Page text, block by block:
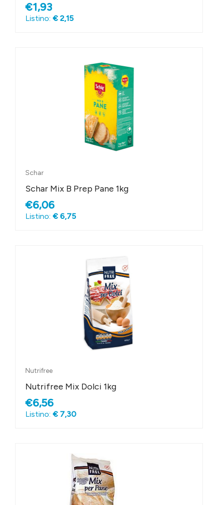
€1,93
Listino: € 2,15
Schar
Schar Mix B Prep Pane 1kg
€6,06
Listino: € 6,75
Nutrifree
Nutrifree Mix Dolci 1kg
€6,56
Listino: € 7,30